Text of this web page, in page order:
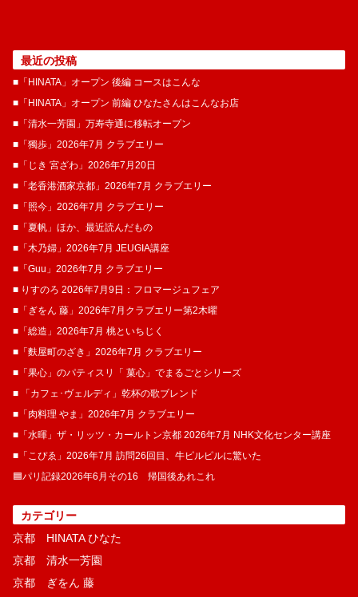
最近の投稿
■「HINATA」オープン 後編 コースはこんな
■「HINATA」オープン 前編 ひなたさんはこんなお店
■「清水一芳園」万寿寺通に移転オープン
■「獨歩」2026年7月 クラブエリー
■「じき 宮ざわ」2026年7月20日
■「老香港酒家京都」2026年7月 クラブエリー
■「照今」2026年7月 クラブエリー
■「夏帆」ほか、最近読んだもの
■「木乃婦」2026年7月 JEUGIA講座
■「Guu」2026年7月 クラブエリー
■ りすのろ 2026年7月9日：フロマージュフェア
■「ぎをん 藤」2026年7月クラブエリー第2木曜
■「総造」2026年7月 桃といちじく
■「麩屋町のざき」2026年7月 クラブエリー
■「果心」のパティスリ「 菓​心」でまるごとシリーズ
■ 「カフェ･ヴェルディ」乾杯の歌ブレンド
■「肉料理 やま」2026年7月 クラブエリー
■「水暉」ザ・リッツ・カールトン京都 2026年7月 NHK文化センター講座
■「こぴゑ」2026年7月 訪問26回目、牛ピルピルに驚いた
🟦パリ記録2026年6月その16 帰国後あれこれ
カテゴリー
京都 HINATA ひなた
京都 清水一芳園
京都 ぎをん 藤